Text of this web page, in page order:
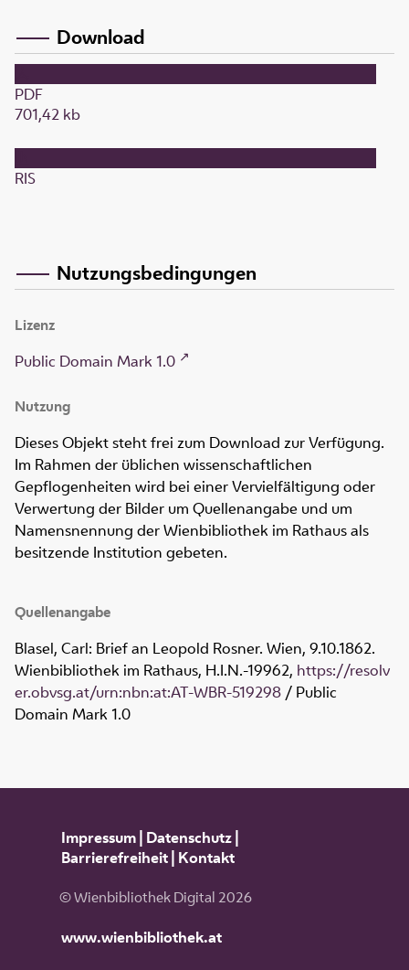
Download
PDF
701,42 kb
RIS
Nutzungsbedingungen
Lizenz
Public Domain Mark 1.0
Nutzung
Dieses Objekt steht frei zum Download zur Verfügung.
Im Rahmen der üblichen wissenschaftlichen
Gepflogenheiten wird bei einer Vervielfältigung oder
Verwertung der Bilder um Quellenangabe und um
Namensnennung der Wienbibliothek im Rathaus als
besitzende Institution gebeten.
Quellenangabe
Blasel, Carl: Brief an Leopold Rosner. Wien, 9.10.1862.
Wienbibliothek im Rathaus, H.I.N.-19962, https://resolv
er.obvsg.at/urn:nbn:at:AT-WBR-519298 / Public
Domain Mark 1.0
Impressum| Datenschutz|
Barrierefreiheit| Kontakt
© Wienbibliothek Digital 2026
www.wienbibliothek.at